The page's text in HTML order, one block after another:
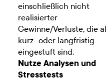
einschließlich nicht
realisierter
Gewinne/Verluste, die
kurz- oder langfristig
eingestuft sind.
Nutze Analysen und
Stresstests